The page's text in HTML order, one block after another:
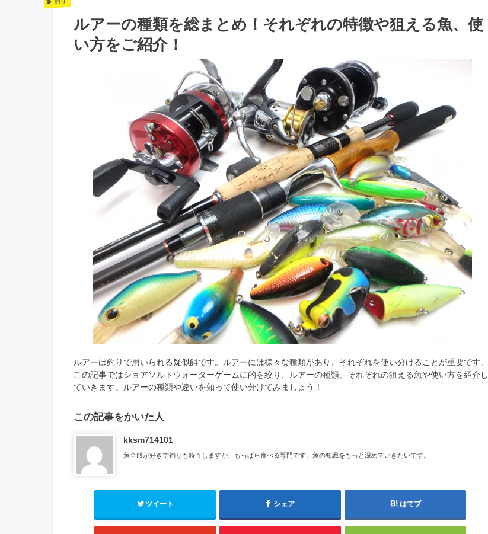
ルアーの種類を総まとめ！それぞれの特徴や狙える魚、使
い方をご紹介！
ルアーは釣りで用いられる疑似餌です。ルアーには様々な種類があり、それぞれを使い分けることが重要です。
この記事ではショアソルトウォーターゲームに的を絞り、ルアーの種類、それぞれの狙える魚や使い方を紹介し
ていきます。ルアーの種類や違いを知って使い分けてみましょう！
この記事をかいた人
kksm714101
魚全般が好きで釣りも時々しますが、もっぱら食べる専門です。魚の知識をもっと深めていきたいです。
ツイート シェア はてブ